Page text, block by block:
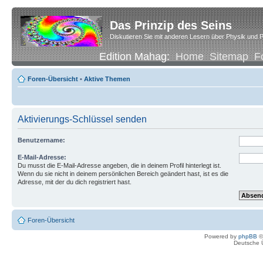
Das Prinzip des Seins
Diskutieren Sie mit anderen Lesern über Physik und
Edition Mahag:Home Sitemap
Foren-Übersicht • Aktive Themen
Aktivierungs-Schlüssel senden
Benutzername:
E-Mail-Adresse:
Du musst die E-Mail-Adresse angeben, die in deinem Profil hinterlegt ist.
Wenn du sie nicht in deinem persönlichen Bereich geändert hast, ist es die
Adresse, mit der du dich registriert hast.
Foren-Übersicht
Powered by phpBB
Deutsche